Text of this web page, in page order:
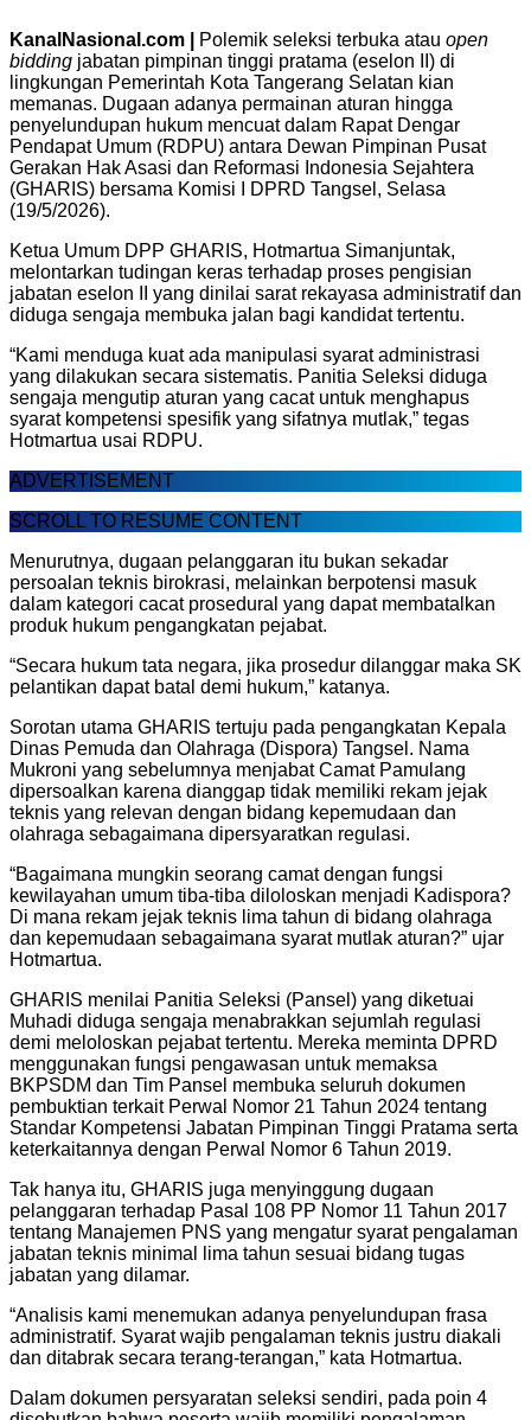
KanalNasional.com | Polemik seleksi terbuka atau open
bidding jabatan pimpinan tinggi pratama (eselon II) di
lingkungan Pemerintah Kota Tangerang Selatan kian
memanas. Dugaan adanya permainan aturan hingga
penyelundupan hukum mencuat dalam Rapat Dengar
Pendapat Umum (RDPU) antara Dewan Pimpinan Pusat
Gerakan Hak Asasi dan Reformasi Indonesia Sejahtera
(GHARIS) bersama Komisi I DPRD Tangsel, Selasa
(19/5/2026).
Ketua Umum DPP GHARIS, Hotmartua Simanjuntak,
melontarkan tudingan keras terhadap proses pengisian
jabatan eselon II yang dinilai sarat rekayasa administratif dan
diduga sengaja membuka jalan bagi kandidat tertentu.
“Kami menduga kuat ada manipulasi syarat administrasi
yang dilakukan secara sistematis. Panitia Seleksi diduga
sengaja mengutip aturan yang cacat untuk menghapus
syarat kompetensi spesifik yang sifatnya mutlak,” tegas
Hotmartua usai RDPU.
ADVERTISEMENT
SCROLL TO RESUME CONTENT
Menurutnya, dugaan pelanggaran itu bukan sekadar
persoalan teknis birokrasi, melainkan berpotensi masuk
dalam kategori cacat prosedural yang dapat membatalkan
produk hukum pengangkatan pejabat.
“Secara hukum tata negara, jika prosedur dilanggar maka SK
pelantikan dapat batal demi hukum,” katanya.
Sorotan utama GHARIS tertuju pada pengangkatan Kepala
Dinas Pemuda dan Olahraga (Dispora) Tangsel. Nama
Mukroni yang sebelumnya menjabat Camat Pamulang
dipersoalkan karena dianggap tidak memiliki rekam jejak
teknis yang relevan dengan bidang kepemudaan dan
olahraga sebagaimana dipersyaratkan regulasi.
“Bagaimana mungkin seorang camat dengan fungsi
kewilayahan umum tiba-tiba diloloskan menjadi Kadispora?
Di mana rekam jejak teknis lima tahun di bidang olahraga
dan kepemudaan sebagaimana syarat mutlak aturan?” ujar
Hotmartua.
GHARIS menilai Panitia Seleksi (Pansel) yang diketuai
Muhadi diduga sengaja menabrakkan sejumlah regulasi
demi meloloskan pejabat tertentu. Mereka meminta DPRD
menggunakan fungsi pengawasan untuk memaksa
BKPSDM dan Tim Pansel membuka seluruh dokumen
pembuktian terkait Perwal Nomor 21 Tahun 2024 tentang
Standar Kompetensi Jabatan Pimpinan Tinggi Pratama serta
keterkaitannya dengan Perwal Nomor 6 Tahun 2019.
Tak hanya itu, GHARIS juga menyinggung dugaan
pelanggaran terhadap Pasal 108 PP Nomor 11 Tahun 2017
tentang Manajemen PNS yang mengatur syarat pengalaman
jabatan teknis minimal lima tahun sesuai bidang tugas
jabatan yang dilamar.
“Analisis kami menemukan adanya penyelundupan frasa
administratif. Syarat wajib pengalaman teknis justru diakali
dan ditabrak secara terang-terangan,” kata Hotmartua.
Dalam dokumen persyaratan seleksi sendiri, pada poin 4